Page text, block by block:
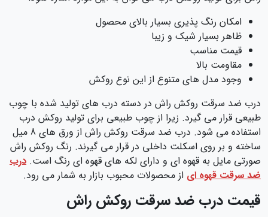
امکان رنگ پذیری بسیار بالای محصول
ظاهر بسیار شیک و زیبا
قیمت مناسب
مقاومت بالا
وجود مدل های متنوع از این نوع روکش
درب ضد سرقت روکش راش در دسته درب های تولید شده با چوب
طبیعی قرار می گیرد. زیرا از چوب طبیعی برای تولید روکش درب
استفاده می شود. درب ضد سرقت روکش راش از ورق های 8 میل
ساخته و بر روی اسکلت داخلی در قرار می گیرند. رنگ روکش راش
صورتی مایل به قهوه ای و دارای لکه های قهوه ای رنگ است. درب
ضد سرقت قهوه ای از محصولات محبوب بازار به شمار می رود.
قیمت درب ضد سرقت روکش راش